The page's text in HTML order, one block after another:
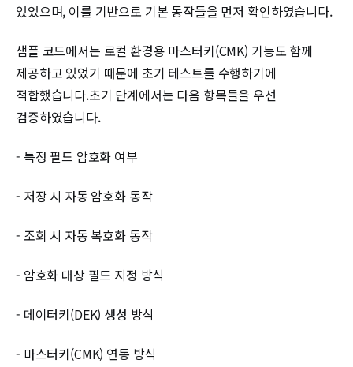
있었으며, 이를 기반으로 기본 동작들을 먼저 확인하였습니다.
샘플 코드에서는 로컬 환경용 마스터키(CMK) 기능도 함께
제공하고 있었기 때문에 초기 테스트를 수행하기에
적합했습니다.초기 단계에서는 다음 항목들을 우선
검증하였습니다.
- 특정 필드 암호화 여부
- 저장 시 자동 암호화 동작
- 조회 시 자동 복호화 동작
- 암호화 대상 필드 지정 방식
- 데이터키(DEK) 생성 방식
- 마스터키(CMK) 연동 방식